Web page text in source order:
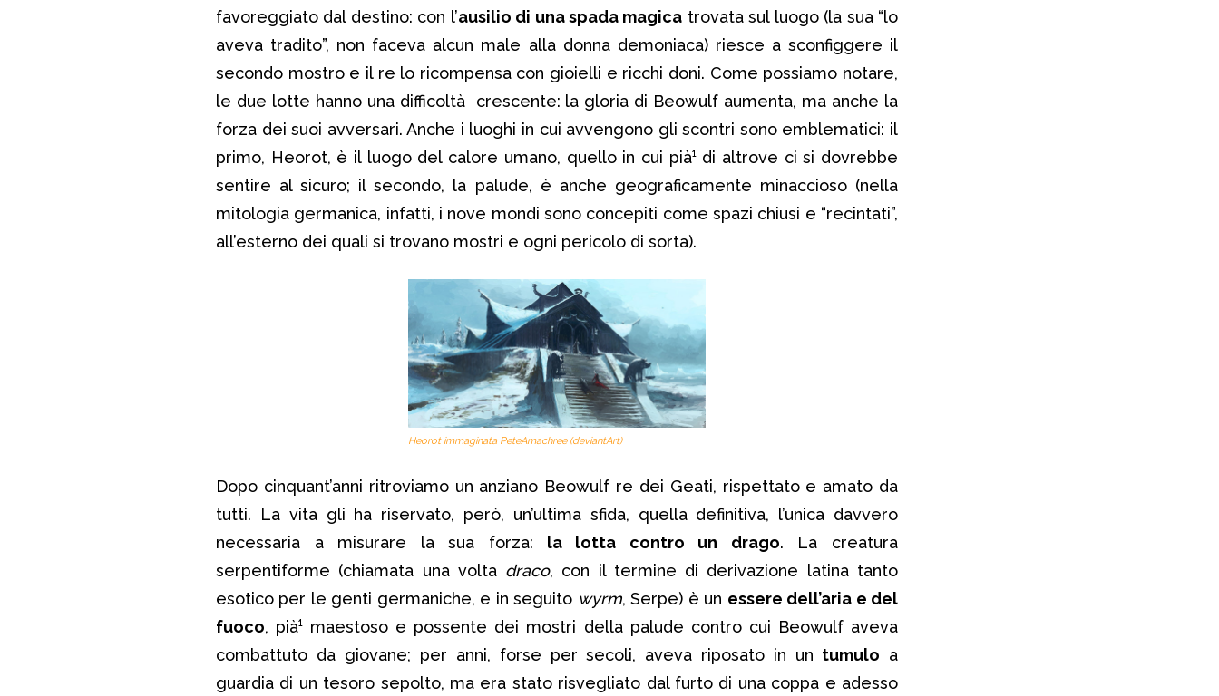
favoreggiato dal destino: con l’ausilio di una spada magica trovata sul luogo (la sua “lo
aveva tradito”, non faceva alcun male alla donna demoniaca) riesce a sconfiggere il
secondo mostro e il re lo ricompensa con gioielli e ricchi doni. Come possiamo notare,
le due lotte hanno una difficoltà crescente: la gloria di Beowulf aumenta, ma anche la
forza dei suoi avversari. Anche i luoghi in cui avvengono gli scontri sono emblematici: il
primo, Heorot, è il luogo del calore umano, quello in cui pià¹ di altrove ci si dovrebbe
sentire al sicuro; il secondo, la palude, è anche geograficamente minaccioso (nella
mitologia germanica, infatti, i nove mondi sono concepiti come spazi chiusi e “recintati”,
all’esterno dei quali si trovano mostri e ogni pericolo di sorta).
Heorot immaginata PeteAmachree (deviantArt)
Dopo cinquant’anni ritroviamo un anziano Beowulf re dei Geati, rispettato e amato da
tutti. La vita gli ha riservato, però, un’ultima sfida, quella definitiva, l’unica davvero
necessaria a misurare la sua forza: la lotta contro un drago. La creatura
serpentiforme (chiamata una volta draco, con il termine di derivazione latina tanto
esotico per le genti germaniche, e in seguito wyrm, Serpe) è un essere dell’aria e del
fuoco, pià¹ maestoso e possente dei mostri della palude contro cui Beowulf aveva
combattuto da giovane; per anni, forse per secoli, aveva riposato in un tumulo a
guardia di un tesoro sepolto, ma era stato risvegliato dal furto di una coppa e adesso